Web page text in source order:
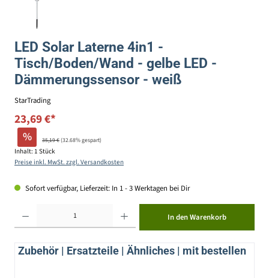
LED Solar Laterne 4in1 -
Tisch/Boden/Wand - gelbe LED -
Dämmerungssensor - weiß
StarTrading
23,69 €*
% 35,19 €(32.68% gespart)
Inhalt: 1 Stück
Preise inkl. MwSt. zzgl. Versandkosten
Sofort verfügbar, Lieferzeit: In 1 - 3 Werktagen bei Dir
In den Warenkorb
Zubehör | Ersatzteile | Ähnliches | mit bestellen